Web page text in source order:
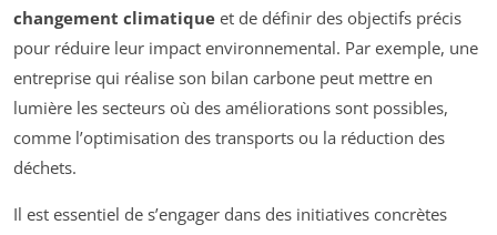
changement climatique et de définir des objectifs précis
pour réduire leur impact environnemental. Par exemple, une
entreprise qui réalise son bilan carbone peut mettre en
lumière les secteurs où des améliorations sont possibles,
comme l’optimisation des transports ou la réduction des
déchets.
Il est essentiel de s’engager dans des initiatives concrètes